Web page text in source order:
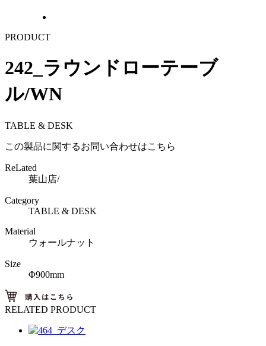
PRODUCT
242_ラウンドローテーブ
ル/WN
TABLE & DESK
この製品に関するお問い合わせはこちら
ReLated
葉山店/
Category
TABLE & DESK
Material
ウォールナット
Size
Φ900mm
RELATED PRODUCT